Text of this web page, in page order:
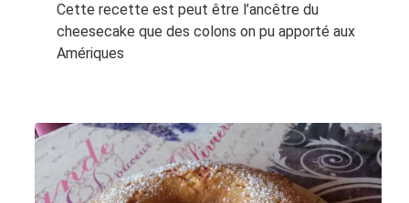
Cette recette est peut être l’ancêtre du
cheesecake que des colons on pu apporté aux
Amériques